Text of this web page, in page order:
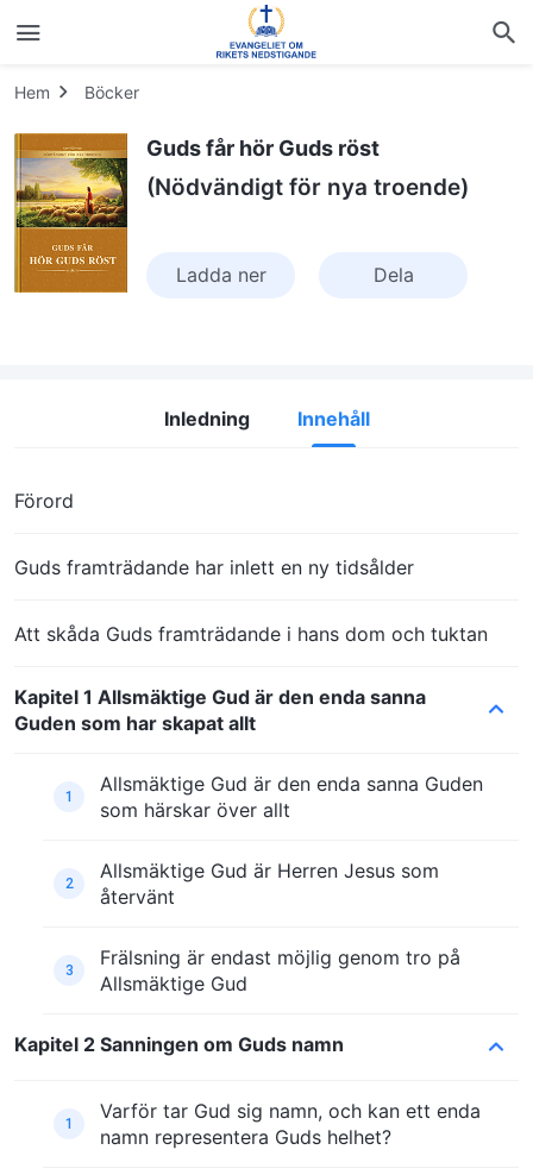
Hem Böcker
Guds får hör Guds röst
(Nödvändigt för nya troende)
Ladda ner Dela
Inledning Innehåll
Förord
Guds framträdande har inlett en ny tidsålder
Att skåda Guds framträdande i hans dom och tuktan
Kapitel 1 Allsmäktige Gud är den enda sanna
Guden som har skapat allt
1
Allsmäktige Gud är den enda sanna Guden
som härskar över allt
2
Allsmäktige Gud är Herren Jesus som
återvänt
3
Frälsning är endast möjlig genom tro på
Allsmäktige Gud
Kapitel 2 Sanningen om Guds namn
1
Varför tar Gud sig namn, och kan ett enda
namn representera Guds helhet?